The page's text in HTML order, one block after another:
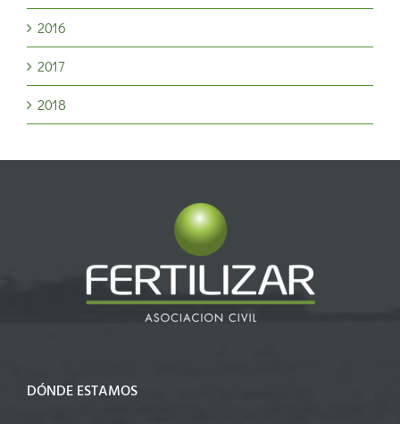
2016
2017
2018
DÓNDE ESTAMOS